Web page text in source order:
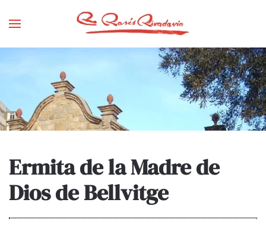
Ermita de la Madre de
Dios de Bellvitge